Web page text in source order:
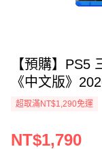
【預購】PS5
《中文版》
超取滿NT$1,290免運
NT$1,790